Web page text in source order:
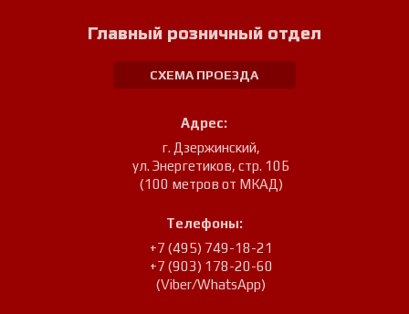
Главный розничный отдел
СХЕМА ПРОЕЗДА
Адрес:
г. Дзержинский,
ул. Энергетиков, стр. 10Б
(100 метров от МКАД)
Телефоны:
+7 (495) 749-18-21
+7 (903) 178-20-60
(Viber/WhatsApp)